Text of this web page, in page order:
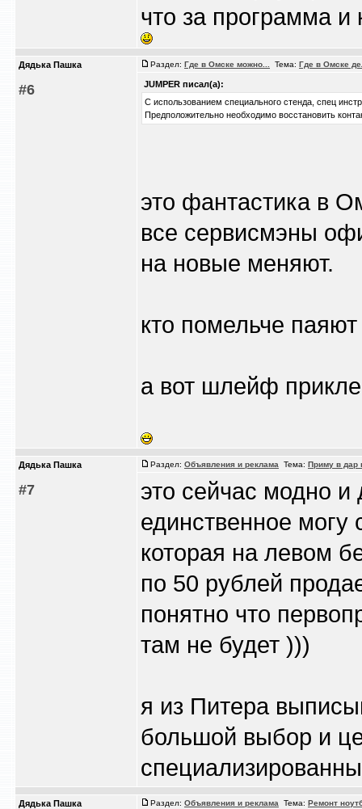
что за программа и
Дядька Пашка
#6
Раздел: Где в Омске можно... Тема: Где в Омске
JUMPER писал(а):
С использованием специального стенда, спец
Предположительно необходимо восстановить
это фантастика в
все сервисмэны
на новые меняют.
кто помельче
а вот шлейф
Дядька Пашка
#7
Раздел: Объявления и реклама Тема: Приму в дар
это сейчас модно и
единственное могу
которая на левом
по 50 рублей
понятно что
там не будет )))
я из Питера
большой выбор и
Дядька Пашка Раздел: Объявления и реклама Тема: Ремонт